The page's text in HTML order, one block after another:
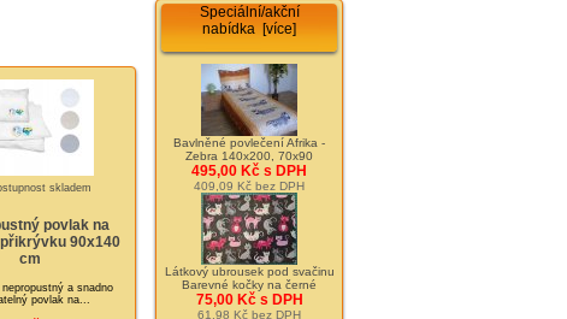
povlak na
90x140
cm
a snadno
povlak na...
Speciální/akční
nabídka [více]
Bavlněné povlečení Afrika -
Zebra 140x200, 70x90
495,00 Kč s DPH
409,09 Kč bez DPH
Látkový ubrousek pod svačinu
Barevné kočky na černé
75,00 Kč s DPH
61,98 Kč bez DPH